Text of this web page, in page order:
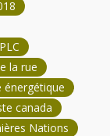
PLC
la rue
énergétique
canada
Nations